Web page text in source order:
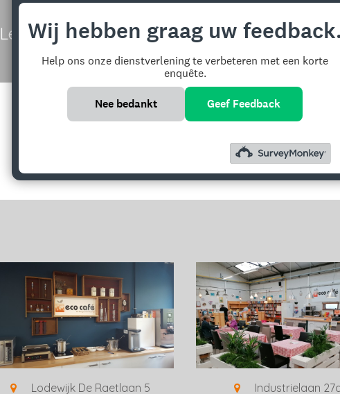
Lekker vers, ecologisch en op maat van
Lodewijk De Raetlaan 5 Industrielaan
Wij hebben graag uw feedback.
Help ons onze dienstverlening te verbeteren met een korte
enquête.
Nee bedankt Geef Feedback